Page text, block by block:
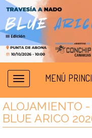
MENÚ
ALOJAMIENTO
BLUE ARICO